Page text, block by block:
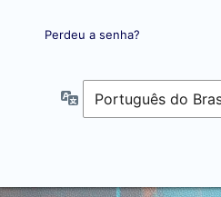
Perdeu a senha?
Idioma